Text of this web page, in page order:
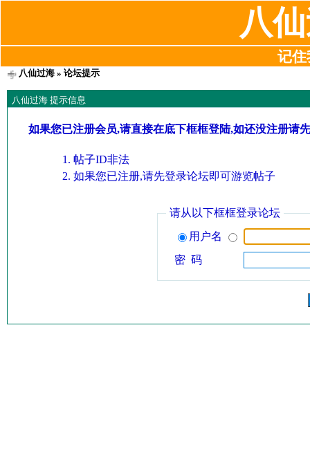
八
记住
八仙过海» 论坛提示
八仙过海 提示信息
如果您已注册会员,请直接在底下框框登陆,如还没注册请
帖子ID非法
如果您已注册,请先登录论坛即可游览帖子
请从以下框框登录论坛
用户名
密 码